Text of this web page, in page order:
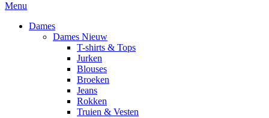
Menu
Dames
Dames Nieuw
T-shirts & Tops
Jurken
Blouses
Broeken
Jeans
Rokken
Truien & Vesten